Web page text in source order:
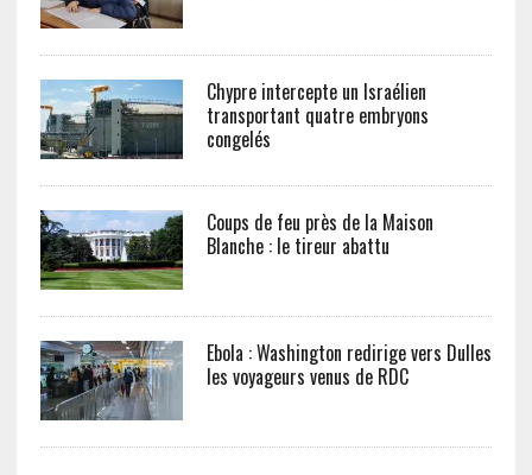
Chypre intercepte un Israélien
transportant quatre embryons
congelés
Coups de feu près de la Maison
Blanche : le tireur abattu
Ebola : Washington redirige vers Dulles
les voyageurs venus de RDC